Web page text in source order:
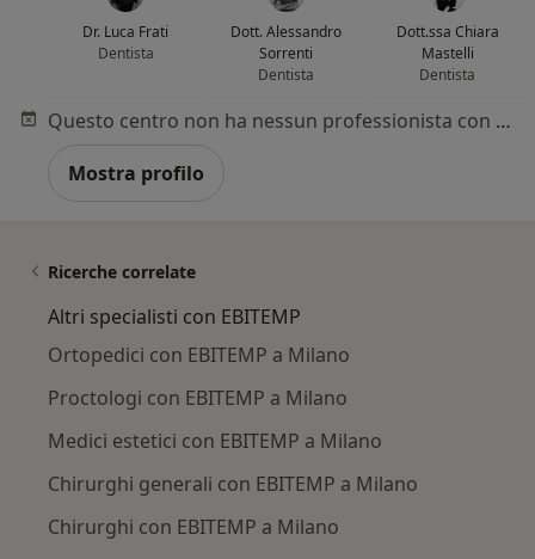
Dr. Luca Frati
Dentista
Dott. Alessandro
Sorrenti
Dentista
Dott.ssa Chiara
Mastelli
Dentista
Questo centro non ha nessun professionista con date disponibili
Mostra profilo
Ricerche correlate
Altri specialisti con EBITEMP
Ortopedici con EBITEMP a Milano
Proctologi con EBITEMP a Milano
Medici estetici con EBITEMP a Milano
Chirurghi generali con EBITEMP a Milano
Chirurghi con EBITEMP a Milano